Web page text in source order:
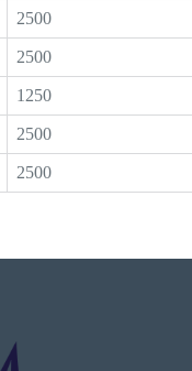
2500
2500
1250
2500
2500